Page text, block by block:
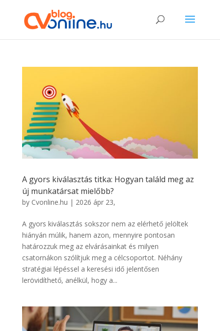
A gyors kiválasztás titka: Hogyan találd meg az
új munkatársat mielőbb?
by Cvonline.hu | 2026 ápr 23,
A gyors kiválasztás sokszor nem az elérhető jelöltek
hiányán múlik, hanem azon, mennyire pontosan
határozzuk meg az elvárásainkat és milyen
csatornákon szólítjuk meg a célcsoportot. Néhány
stratégiai lépéssel a keresési idő jelentősen
lerövidíthető, anélkül, hogy a...